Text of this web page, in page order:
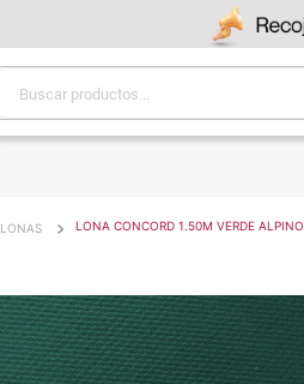
LONAS LONA CONCORD 1.50M VERDE ALPINO
alfombra
espuma
tela